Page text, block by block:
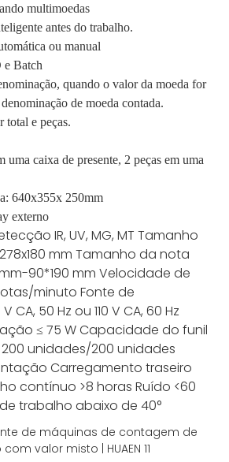
multimoedas
antes do trabalho.
ou manual
Batch
quando o valor da moeda for
de moeda contada.
total e peças.
uma caixa de presente, 2 peças em uma
640x355x 250mm
externo
IR, UV, MG, MT Tamanho
mm Tamanho da nota
90*190 mm Velocidade de
minuto Fonte de
CA, 50 Hz ou 110 V CA, 60 Hz
≤ 75 WCapacidade do funil
200 unidades/200 unidades
Carregamento traseiro
contínuo >8 horas Ruído <60
trabalho abaixo de 40°